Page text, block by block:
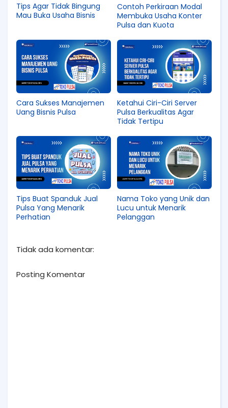
Tips Agar Tidak Bingung
Mau Buka Usaha Bisnis
Contoh Perkiraan Modal
Membuka Usaha Konter
Pulsa dan Kuota
Cara Sukses Manajemen
Uang Bisnis Pulsa
Ketahui Ciri-Ciri Server
Pulsa Berkualitas Agar
Tidak Tertipu
Tips Buat Spanduk Jual
Pulsa Yang Menarik
Perhatian
Nama Toko yang Unik dan
Lucu untuk Menarik
Pelanggan
Tidak ada komentar:
Posting Komentar